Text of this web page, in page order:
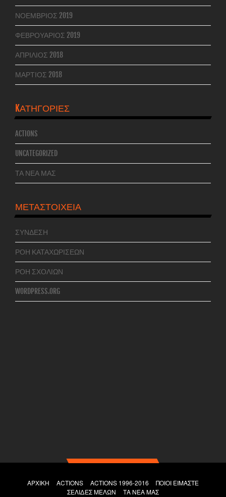
ΝΟΈΜΒΡΙΟΣ 2019
ΦΕΒΡΟΥΆΡΙΟΣ 2019
ΑΠΡΊΛΙΟΣ 2018
ΜΆΡΤΙΟΣ 2018
KΑΤΗΓΟΡΊΕΣ
ACTIONS
UNCATEGORIZED
ΤΑ ΝΕΑ ΜΑΣ
ΜΕΤΑΣΤΟΙΧΕΊΑ
ΣΎΝΔΕΣΗ
ΡΟΉ ΚΑΤΑΧΩΡΊΣΕΩΝ
ΡΟΉ ΣΧΟΛΊΩΝ
WORDPRESS.ORG
ΑΡΧΙΚΉ ACTIONS ACTIONS 1996-2016
ΠΟΙΟΙ ΕΊΜΑΣΤΕ
ΣΕΛΊΔΕΣ ΜΕΛΏΝ
ΤΑ ΝΕΑ ΜΑΣ